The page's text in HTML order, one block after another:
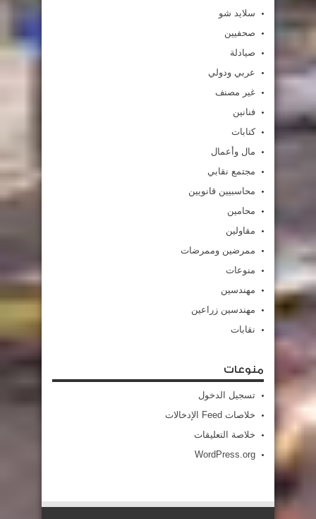
سلايد شو
صحفيين
صيادلة
عربي ودولي
غير مصنف
فنانين
كتابات
مال وأعمال
مجتمع نقابي
محاسبيين قانويين
محامين
مقاولين
ممرضين وممرضات
منوعات
مهندسين
مهندسين زراعين
نقابات
منوعات
تسجيل الدخول
خلاصات Feed الإدخالات
خلاصة التعليقات
WordPress.org